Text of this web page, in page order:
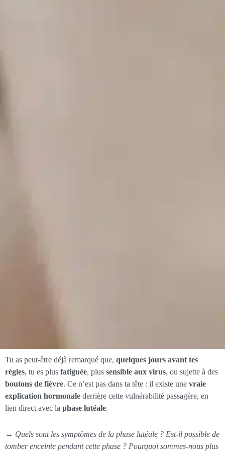
Tu as peut-être déjà remarqué que, quelques jours avant tes
règles, tu es plus fatiguée, plus sensible aux virus, ou sujette à des
boutons de fièvre. Ce n’est pas dans ta tête : il existe une vraie
explication hormonale derrière cette vulnérabilité passagère, en
lien direct avec la phase lutéale.
→ Quels sont les symptômes de la phase lutéale ? Est-il possible de
tomber enceinte pendant cette phase ? Pourquoi sommes-nous plus